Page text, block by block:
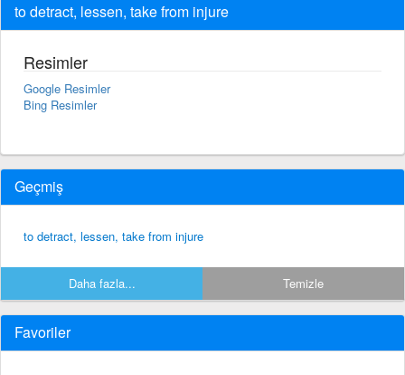
to detract, lessen, take from injure
Resimler
Google Resimler
Bing Resimler
Geçmiş
to detract, lessen, take from injure
Daha fazla... Temizle
Favoriler